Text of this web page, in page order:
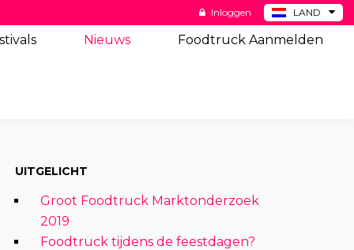
LAND
BE
Inloggen
Nieuws Foodtruck Aanmelden
UITGELICHT
Groot Foodtruck Marktonderzoek
2019
Foodtruck tijdens de feestdagen?